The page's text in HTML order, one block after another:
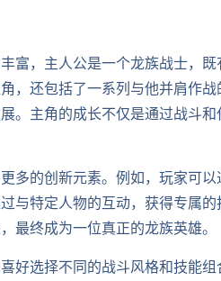
富，主人公是一个龙族战士，
，还包括了一系列与他并肩作
。主角的成长不仅是通过战斗
多的创新元素。例如，玩家可
与特定人物的互动，获得专属
最终成为一位真正的龙族英雄。
好选择不同的战斗风格和技能